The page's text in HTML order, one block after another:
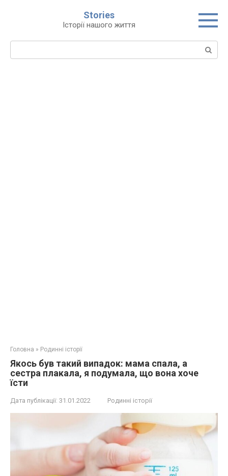
Stories
Історії нашого життя
Пошук:
Головна » Родинні історії
Якось був такий випадок: мама спала, а
сестра плакала, я подумала, що вона хоче
їсти
Дата публікації: 31.01.2022 Родинні історії